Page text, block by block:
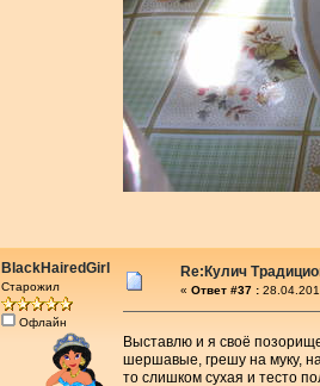
BlackHairedGirl
Старожил
Офлайн
Re:Кулич
« Ответ #37 :
Выставлю и я своё
шершавые, грешу на муку,
то слишком сухая и тесто